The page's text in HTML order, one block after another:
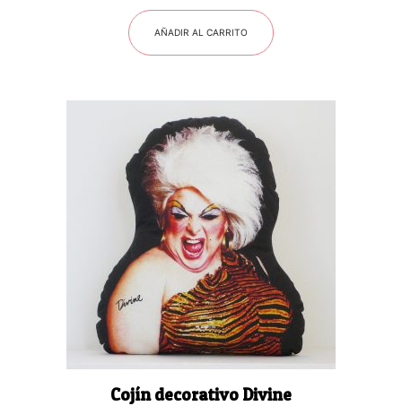
AÑADIR AL CARRITO
Cojín decorativo Divine